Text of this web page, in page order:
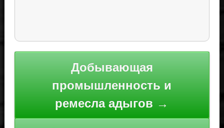
записям
Добывающая
промышленность и
ремесла адыгов →